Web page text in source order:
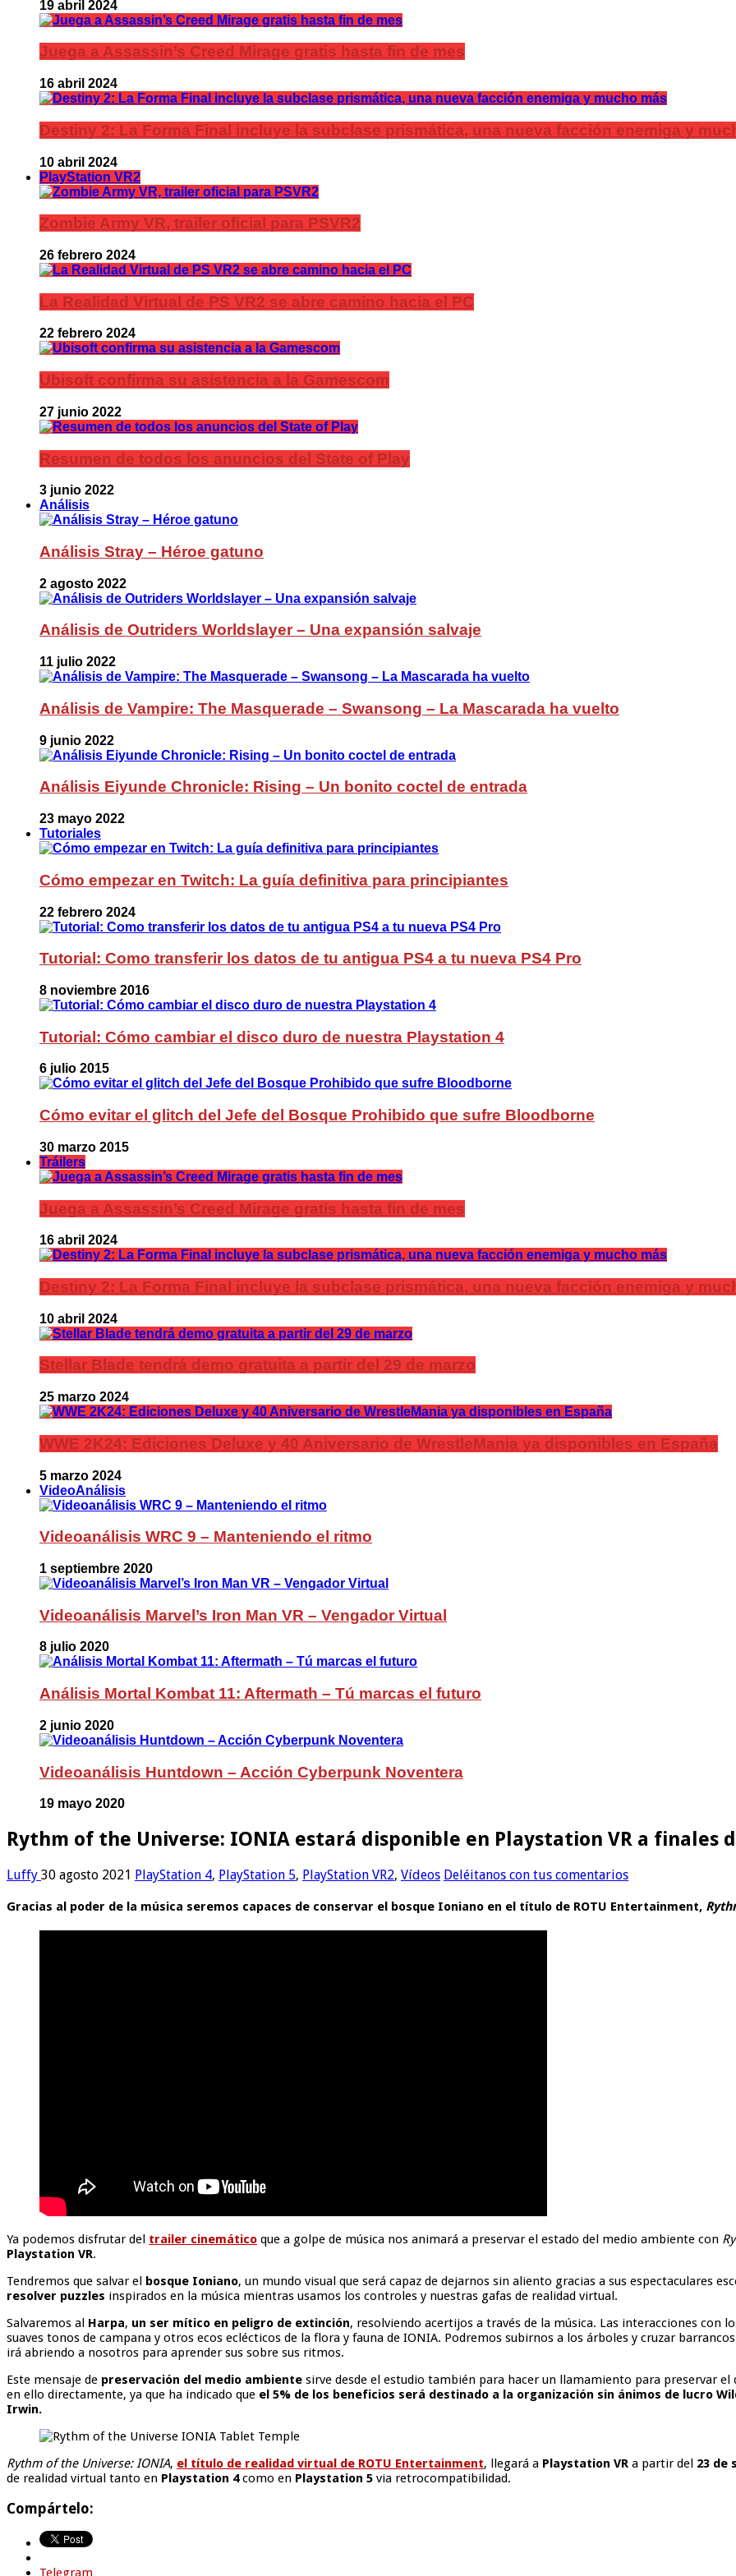
19 abril 2024
Juega a Assassin’s Creed Mirage gratis hasta fin de mes
16 abril 2024
Destiny 2: La Forma Final incluye la subclase prismática, una nueva facción enemiga y
10 abril 2024
PlayStation VR2
Zombie Army VR, trailer oficial para PSVR2
26 febrero 2024
La Realidad Virtual de PS VR2 se abre camino hacia el PC
22 febrero 2024
Ubisoft confirma su asistencia a la Gamescom
27 junio 2022
Resumen de todos los anuncios del State of Play
3 junio 2022
Análisis
Análisis Stray – Héroe gatuno
2 agosto 2022
Análisis de Outriders Worldslayer – Una expansión salvaje
11 julio 2022
Análisis de Vampire: The Masquerade – Swansong – La Mascarada ha vuelto
9 junio 2022
Análisis Eiyunde Chronicle: Rising – Un bonito coctel de entrada
23 mayo 2022
Tutoriales
Cómo empezar en Twitch: La guía definitiva para principiantes
22 febrero 2024
Tutorial: Como transferir los datos de tu antigua PS4 a tu nueva PS4 Pro
8 noviembre 2016
Tutorial: Cómo cambiar el disco duro de nuestra Playstation 4
6 julio 2015
Cómo evitar el glitch del Jefe del Bosque Prohibido que sufre Bloodborne
30 marzo 2015
Tráilers
Juega a Assassin’s Creed Mirage gratis hasta fin de mes
16 abril 2024
Destiny 2: La Forma Final incluye la subclase prismática, una nueva facción enemiga y
10 abril 2024
Stellar Blade tendrá demo gratuita a partir del 29 de marzo
25 marzo 2024
WWE 2K24: Ediciones Deluxe y 40 Aniversario de WrestleMania ya disponibles en España
5 marzo 2024
VideoAnálisis
Videoanálisis WRC 9 – Manteniendo el ritmo
1 septiembre 2020
Videoanálisis Marvel’s Iron Man VR – Vengador Virtual
8 julio 2020
Análisis Mortal Kombat 11: Aftermath – Tú marcas el futuro
2 junio 2020
Videoanálisis Huntdown – Acción Cyberpunk Noventera
19 mayo 2020
Rythm of the Universe: IONIA estará disponible en Playstation VR a finales
Luffy 30 agosto 2021 PlayStation 4, PlayStation 5, PlayStation VR2, Vídeos Deléitanos con tus comentarios
Gracias al poder de la música seremos capaces de conservar el bosque Ioniano en el título de ROTU Entertainment,
Ya podemos disfrutar del trailer cinemático que a golpe de música nos animará a preservar el estado del medio ambiente con
Playstation VR.
Tendremos que salvar el bosque Ioniano, un mundo visual que será capaz de dejarnos sin aliento gracias a sus espectaculares
resolver puzzles inspirados en la música mientras usamos los controles y nuestras gafas de realidad virtual.
Salvaremos al Harpa, un ser mítico en peligro de extinción, resolviendo acertijos a través de la música. Las interacciones con
suaves tonos de campana y otros ecos eclécticos de la flora y fauna de IONIA. Podremos subirnos a los árboles y cruzar
irá abriendo a nosotros para aprender sus sobre sus ritmos.
Este mensaje de preservación del medio ambiente sirve desde el estudio también para hacer un llamamiento para preservar
en ello directamente, ya que ha indicado que el 5% de los beneficios será destinado a la organización sin ánimos de lucro
Irwin.
Rythm of the Universe: IONIA, el título de realidad virtual de ROTU Entertainment, llegará a Playstation VR a partir del 23 de
de realidad virtual tanto en Playstation 4como en Playstation 5 via retrocompatibilidad.
Compártelo:
Telegram